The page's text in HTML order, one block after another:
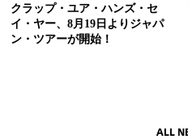
クラップ・ユア・ハンズ・セ
イ・ヤー、8月19日よりジャパ
ン・ツアーが開始！
ALL